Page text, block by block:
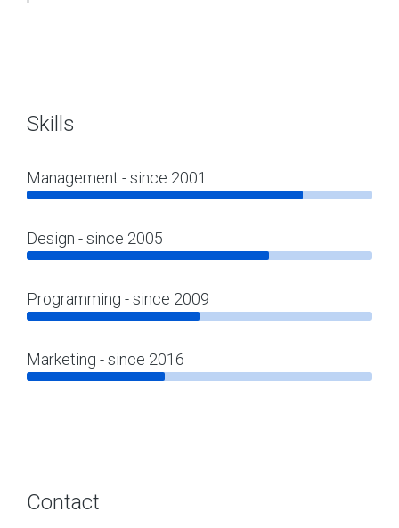
Skills
Management - since 2001
Design - since 2005
Programming - since 2009
Marketing - since 2016
Contact